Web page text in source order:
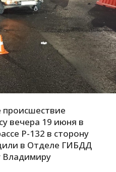
Р
С
У
вечера 19 июня в
Р-132 в сторону
в Отделе ГИБДД
Владимиру